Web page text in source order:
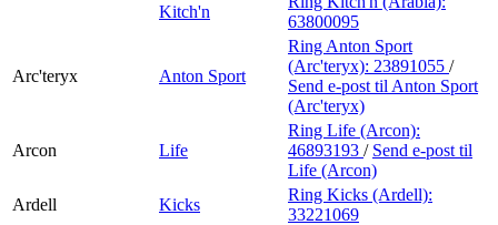
Kitch'n
63800095
Arc'teryx Anton Sport
Ring Anton Sport
(Arc'teryx): 23891055 /
Send e-post til Anton Sport
(Arc'teryx)
Arcon Life
Ring Life (Arcon):
46893193 / Send e-post til
Life (Arcon)
Ardell
Kicks
Ring Kicks (Ardell):
33221069